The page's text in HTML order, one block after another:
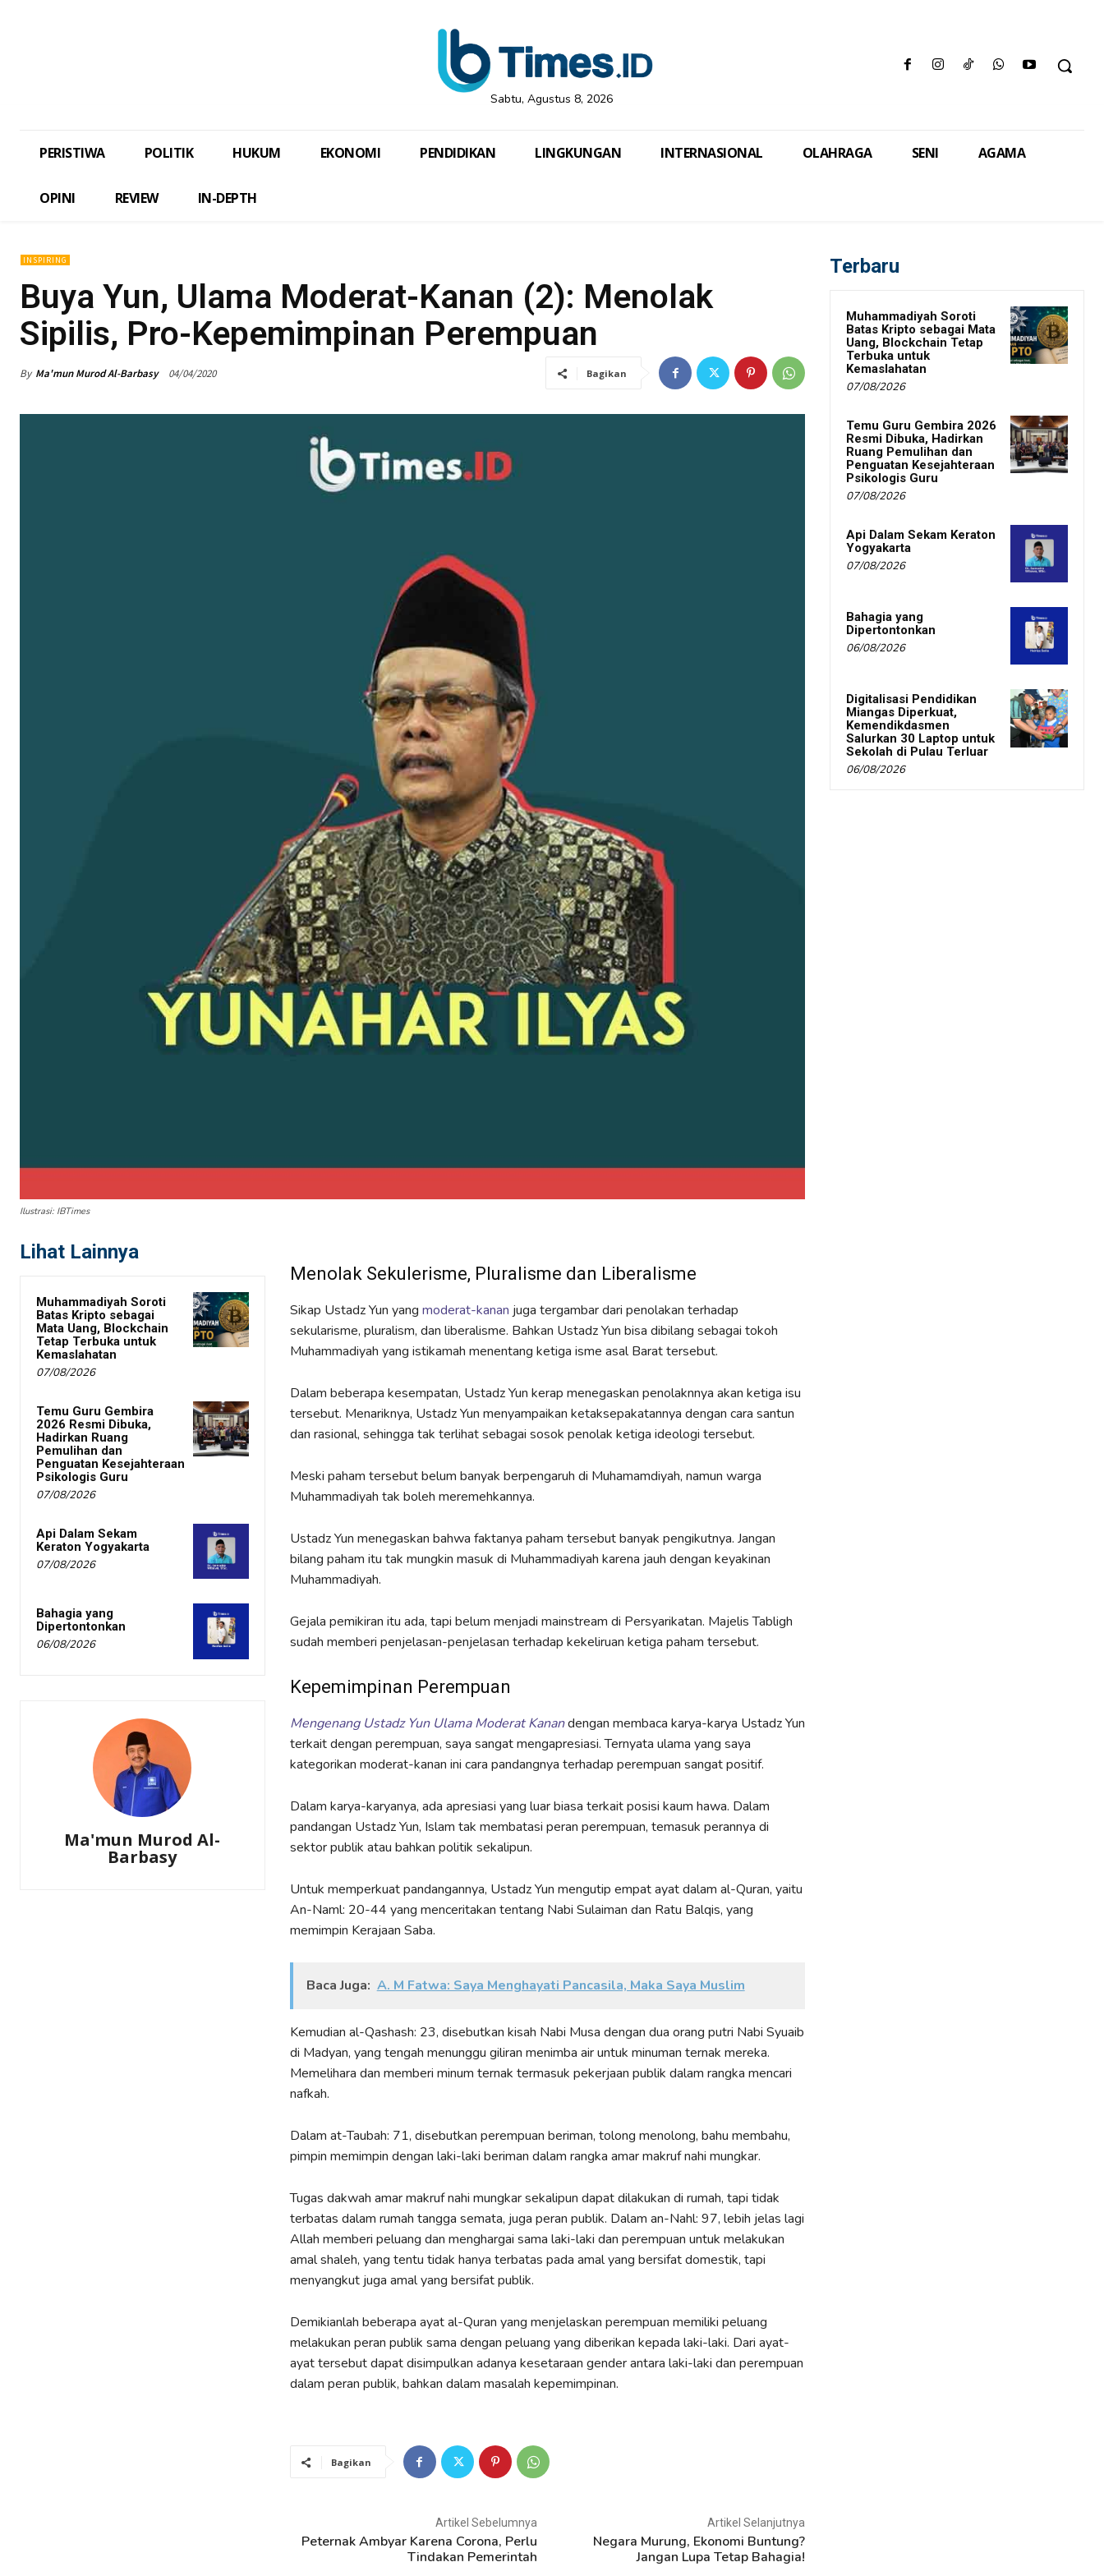
Sabtu, Agustus 8, 2026
PERISTIWA POLITIK HUKUM EKONOMI PENDIDIKAN LINGKUNGAN INTERNASIONAL OLAHRAGA SENI AGAMA
OPINI REVIEW IN-DEPTH
INSPIRING
Buya Yun, Ulama Moderat-Kanan (2): Menolak
Sipilis, Pro-Kepemimpinan Perempuan
By Ma'mun Murod Al-Barbasy 04/04/2020 Bagikan
Ilustrasi: IBTimes
Lihat Lainnya
Muhammadiyah Soroti
Batas Kripto sebagai
Mata Uang, Blockchain
Tetap Terbuka untuk
Kemaslahatan
07/08/2026
Temu Guru Gembira
2026 Resmi Dibuka,
Hadirkan Ruang
Pemulihan dan
Penguatan Kesejahteraan
Psikologis Guru
07/08/2026
Api Dalam Sekam
Keraton Yogyakarta
07/08/2026
Bahagia yang
Dipertontonkan
06/08/2026
Ma'mun Murod Al-
Barbasy
Menolak Sekulerisme, Pluralisme dan Liberalisme
Sikap Ustadz Yun yang moderat-kanan juga tergambar dari penolakan terhadap
sekularisme, pluralism, dan liberalisme. Bahkan Ustadz Yun bisa dibilang sebagai tokoh
Muhammadiyah yang istikamah menentang ketiga isme asal Barat tersebut.
Dalam beberapa kesempatan, Ustadz Yun kerap menegaskan penolaknnya akan ketiga isu
tersebut. Menariknya, Ustadz Yun menyampaikan ketaksepakatannya dengan cara santun
dan rasional, sehingga tak terlihat sebagai sosok penolak ketiga ideologi tersebut.
Meski paham tersebut belum banyak berpengaruh di Muhamamdiyah, namun warga
Muhammadiyah tak boleh meremehkannya.
Ustadz Yun menegaskan bahwa faktanya paham tersebut banyak pengikutnya. Jangan
bilang paham itu tak mungkin masuk di Muhammadiyah karena jauh dengan keyakinan
Muhammadiyah.
Gejala pemikiran itu ada, tapi belum menjadi mainstream di Persyarikatan. Majelis Tabligh
sudah memberi penjelasan-penjelasan terhadap kekeliruan ketiga paham tersebut.
Kepemimpinan Perempuan
Mengenang Ustadz Yun Ulama Moderat Kanandengan membaca karya-karya Ustadz Yun
terkait dengan perempuan, saya sangat mengapresiasi. Ternyata ulama yang saya
kategorikan moderat-kanan ini cara pandangnya terhadap perempuan sangat positif.
Dalam karya-karyanya, ada apresiasi yang luar biasa terkait posisi kaum hawa. Dalam
pandangan Ustadz Yun, Islam tak membatasi peran perempuan, temasuk perannya di
sektor publik atau bahkan politik sekalipun.
Untuk memperkuat pandangannya, Ustadz Yun mengutip empat ayat dalam al-Quran, yaitu
An-Naml: 20-44 yang menceritakan tentang Nabi Sulaiman dan Ratu Balqis, yang
memimpin Kerajaan Saba.
Baca Juga: A. M Fatwa: Saya Menghayati Pancasila, Maka Saya Muslim
Kemudian al-Qashash: 23, disebutkan kisah Nabi Musa dengan dua orang putri Nabi Syuaib
di Madyan, yang tengah menunggu giliran menimba air untuk minuman ternak mereka.
Memelihara dan memberi minum ternak termasuk pekerjaan publik dalam rangka mencari
nafkah.
Dalam at-Taubah: 71, disebutkan perempuan beriman, tolong menolong, bahu membahu,
pimpin memimpin dengan laki-laki beriman dalam rangka amar makruf nahi mungkar.
Tugas dakwah amar makruf nahi mungkar sekalipun dapat dilakukan di rumah, tapi tidak
terbatas dalam rumah tangga semata, juga peran publik. Dalam an-Nahl: 97, lebih jelas lagi
Allah memberi peluang dan menghargai sama laki-laki dan perempuan untuk melakukan
amal shaleh, yang tentu tidak hanya terbatas pada amal yang bersifat domestik, tapi
menyangkut juga amal yang bersifat publik.
Demikianlah beberapa ayat al-Quran yang menjelaskan perempuan memiliki peluang
melakukan peran publik sama dengan peluang yang diberikan kepada laki-laki. Dari ayat-
ayat tersebut dapat disimpulkan adanya kesetaraan gender antara laki-laki dan perempuan
dalam peran publik, bahkan dalam masalah kepemimpinan.
Bagikan
Artikel Sebelumnya
Peternak Ambyar Karena Corona, Perlu
Tindakan Pemerintah
Artikel Selanjutnya
Negara Murung, Ekonomi Buntung?
Jangan Lupa Tetap Bahagia!
Terbaru
Muhammadiyah Soroti
Batas Kripto sebagai Mata
Uang, Blockchain Tetap
Terbuka untuk
Kemaslahatan
07/08/2026
Temu Guru Gembira 2026
Resmi Dibuka, Hadirkan
Ruang Pemulihan dan
Penguatan Kesejahteraan
Psikologis Guru
07/08/2026
Api Dalam Sekam Keraton
Yogyakarta
07/08/2026
Bahagia yang
Dipertontonkan
06/08/2026
Digitalisasi Pendidikan
Miangas Diperkuat,
Kemendikdasmen
Salurkan 30 Laptop untuk
Sekolah di Pulau Terluar
06/08/2026